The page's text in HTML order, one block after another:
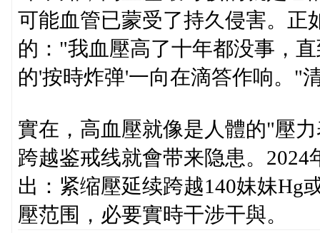
可能血管已蒙受了持久侵害。正
的："我血壓高了十年都没事，
的'按時炸弹'一向在滴答作响。"
實在，高血壓就像是人體的"壓
跨越鉴戒线就會带来隐患。
出：紧缩壓延续跨越140妹妹Hg
壓范围，必要實時干涉干與。